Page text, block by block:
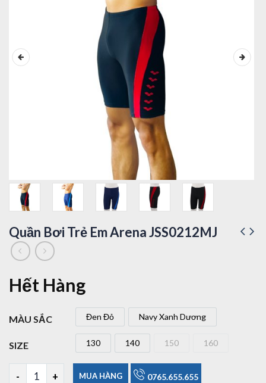
Quần Bơi Trẻ Em Arena JSS0212MJ
Hết Hàng
MÀU SẮC Đen Đỏ
Đen Đỏ Navy Xanh DươngNavy Xanh Dương
SIZE 130
130 140
140 150
150 160
160
Quần Bơi Trẻ Em Arena JSS0212MJ số lượng
MUA HÀNG 0765.655.655